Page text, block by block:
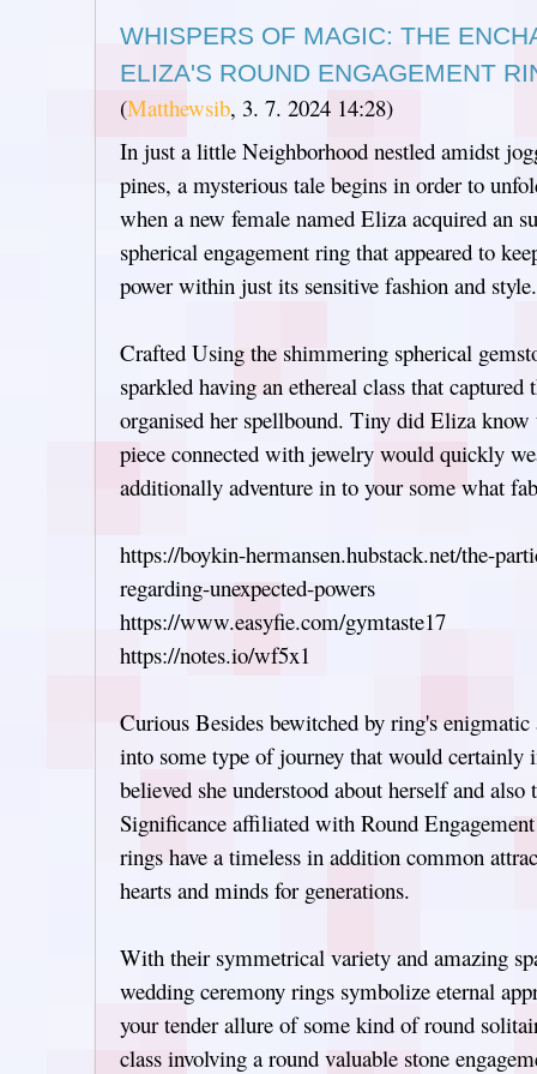
WHISPERS OF MAGIC: THE
ELIZA'S ROUND ENGAGEMENT
(Matthewsib, 3. 7. 2024 14:28)
In just a little Neighborhood nestled amidst
pines, a mysterious tale begins in order to
when a new female named Eliza acquired an
spherical engagement ring that appeared to
power within just its sensitive fashion and style.
Crafted Using the shimmering spherical
sparkled having an ethereal class that captured
organised her spellbound. Tiny did Eliza
piece connected with jewelry would quickly
additionally adventure in to your some what
https://boykin-hermansen.hubstack.net/the-
regarding-unexpected-powers
https://www.easyfie.com/gymtaste17
https://notes.io/wf5x1
Curious Besides bewitched by ring's
into some type of journey that would certainly
believed she understood about herself and also
Significance affiliated with Round
rings have a timeless in addition common
hearts and minds for generations.
With their symmetrical variety and amazing
wedding ceremony rings symbolize eternal
your tender allure of some kind of round
class involving a round valuable stone